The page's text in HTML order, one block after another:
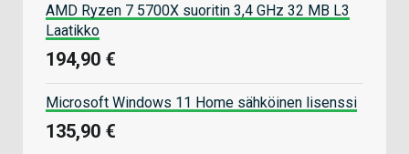
AMD Ryzen 7 5700X suoritin 3,4 GHz 32 MB L3
Laatikko
194,90 €
Microsoft Windows 11 Home sähköinen lisenssi
135,90 €